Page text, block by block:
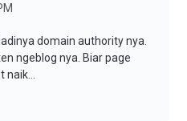
domain authority nya.
ngeblog nya. Biar page